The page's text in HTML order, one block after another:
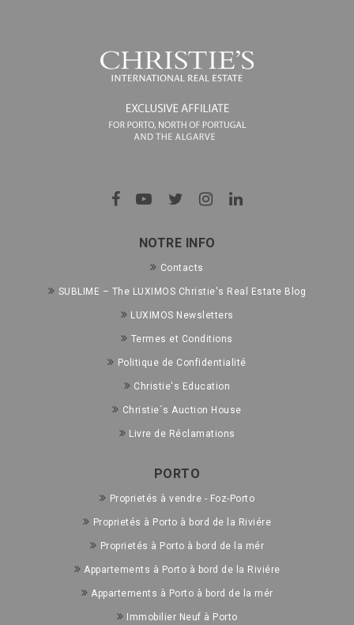
NOTRE INFO
Contacts
SUBLIME – The LUXIMOS Christie's Real Estate Blog
LUXIMOS Newsletters
Termes et Conditions
Politique de Confidentialité
Christie's Education
Christie´s Auction House
Livre de Réclamations
PORTO
Proprietés à vendre - Foz-Porto
Proprietés à Porto à bord de la Riviére
Proprietés à Porto à bord de la mér
Appartements à Porto à bord de la Riviére
Appartements à Porto à bord de la mér
Immobilier Neuf à Porto